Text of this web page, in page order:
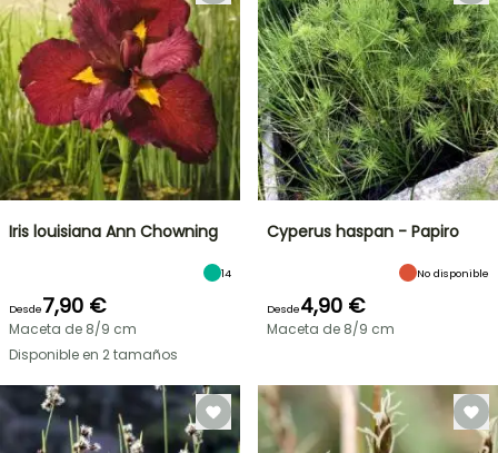
Iris louisiana Ann Chowning
14
Desde7,90 €
Maceta de 8/9 cm
Disponible en 2 tamaños
Cyperus haspan - Papiro
No disponible
Desde4,90 €
Maceta de 8/9 cm